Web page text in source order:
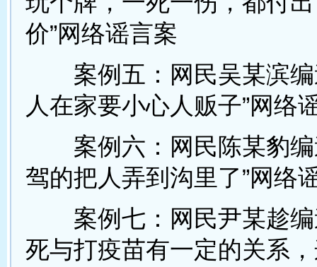
价”网络谣言案
案例五：网民吴某滨编
人在家要小心人贩子”网络
案例六：网民陈某豹编
驾的把人弄到沟里了”网络
案例七：网民尹某趁编
死与打疫苗有一定的关系